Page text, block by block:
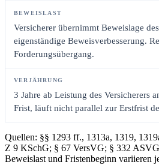
Versicherer übernimmt Beweislage
eigenständige Beweisverbesserung.
Forderungsübergang.
3 Jahre ab Leistung des Versicherers
Frist, läuft nicht parallel zur Erstfrist
Quellen: §§ 1293 ff., 1313a, 1319,
Z 9 KSchG; § 67 VersVG; § 332
Beweislast und Fristenbeginn variieren